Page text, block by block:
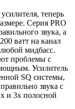
теперь
Серия PRO
звука, а
ватт на канал
мидбасс.
проблемы с
Усилитель
SQ системы,
звука с
и 3х полосной